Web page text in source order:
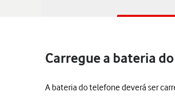
Carregue a bateria
A bateria do telefone deverá ser